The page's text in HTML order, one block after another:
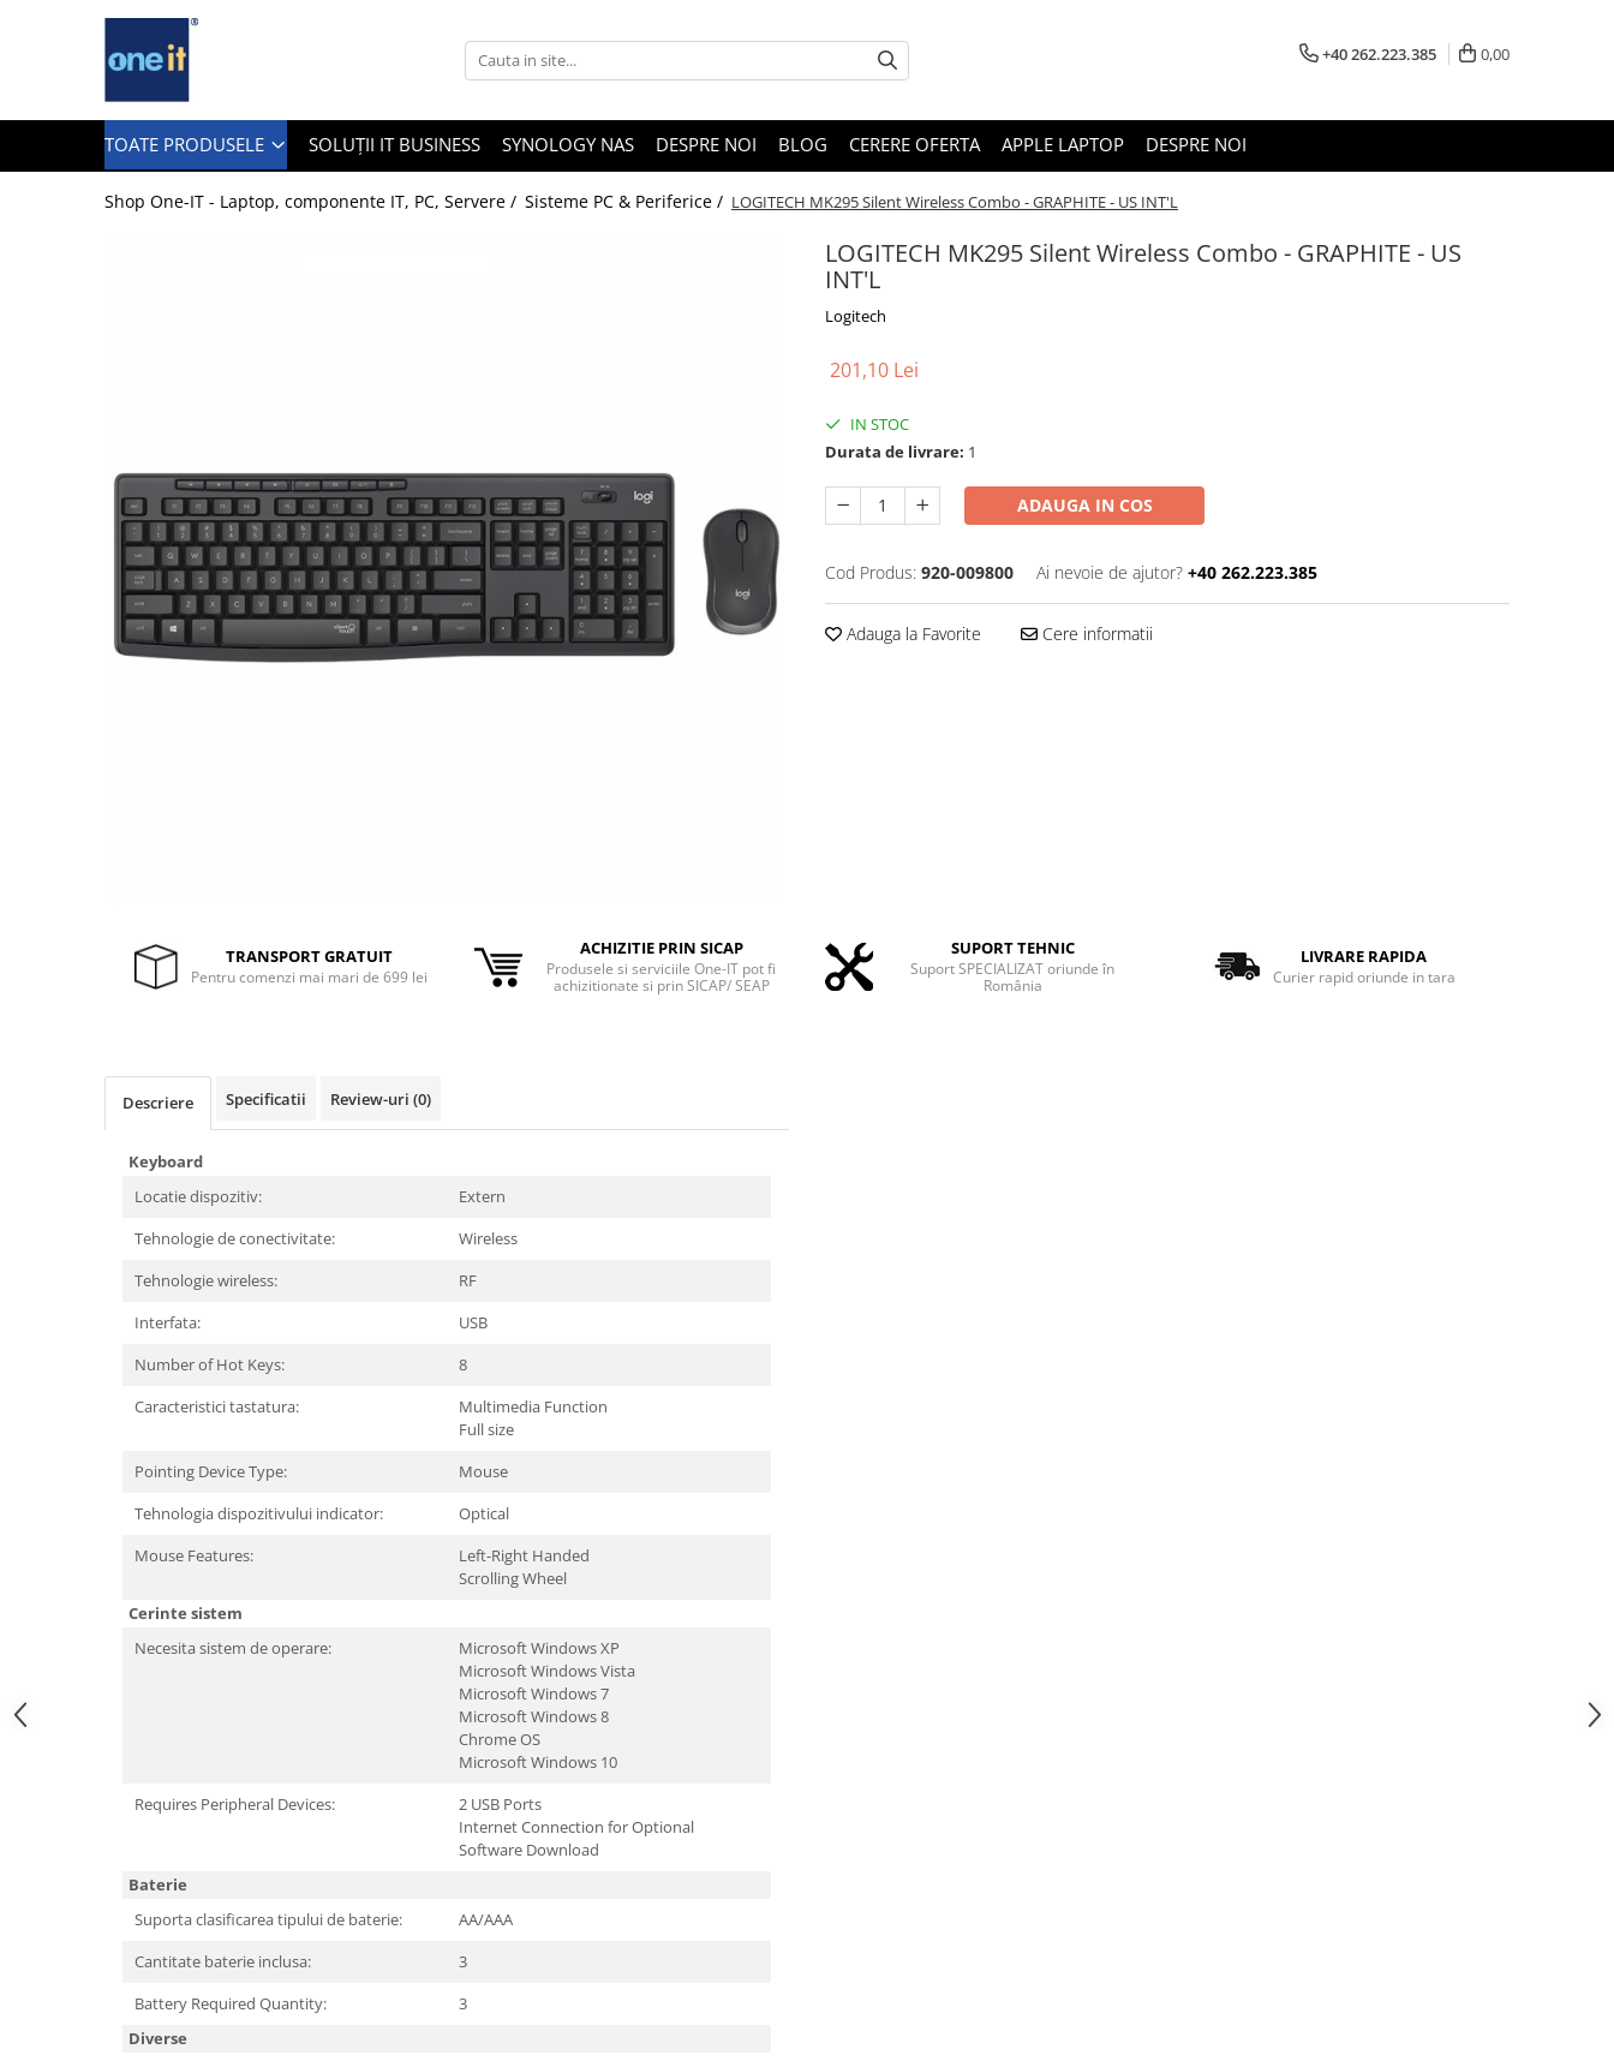
Toate Produsele
Smart Watch
Ochelari Smart
Smartphone IPhone
Scaune Gaming
Tastaturi Gaming
Periferice PC
Surse
Servere & Componente
+40 262.223.385 0,00
TOATE PRODUSELE SOLUȚII IT BUSINESS SYNOLOGY NAS DESPRE NOI BLOG CERERE OFERTA APPLE LAPTOP DESPRE NOI
Shop One-IT - Laptop, componente IT, PC, Servere / Sisteme PC & Periferice / LOGITECH MK295 Silent Wireless Combo - GRAPHITE - US INT'L
LOGITECH MK295 Silent Wireless Combo - GRAPHITE - US
INT'L
Logitech
201,10 Lei
IN STOC
Durata de livrare: 1
ADAUGA IN COS
Cod Produs: 920-009800 Ai nevoie de ajutor? +40 262.223.385
Adauga la Favorite Cere informatii
TRANSPORT GRATUIT
Pentru comenzi mai mari de 699 lei
ACHIZITIE PRIN SICAP
Produsele si serviciile One-IT pot fi
achizitionate si prin SICAP/ SEAP
SUPORT TEHNIC
Suport SPECIALIZAT oriunde în
România
LIVRARE RAPIDA
Curier rapid oriunde in tara
Descriere Specificatii Review-uri (0)
Keyboard
Locatie dispozitiv:
Extern
Tehnologie de conectivitate:
Wireless
Tehnologie wireless:
RF
Interfata:
USB
Number of Hot Keys:
8
Caracteristici tastatura:
Multimedia Function
Full size
Pointing Device Type:
Mouse
Tehnologia dispozitivului indicator:
Optical
Mouse Features:
Left-Right Handed
Scrolling Wheel
Cerinte sistem
Necesita sistem de operare:
Microsoft Windows XP
Microsoft Windows Vista
Microsoft Windows 7
Microsoft Windows 8
Chrome OS
Microsoft Windows 10
Requires Peripheral Devices:
2 USB Ports
Internet Connection for Optional
Software Download
Baterie
Suporta clasificarea tipului de baterie:
AA/AAA
Cantitate baterie inclusa:
3
Battery Required Quantity:
3
Diverse